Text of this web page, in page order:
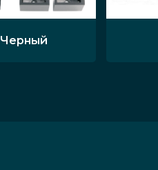
Черный